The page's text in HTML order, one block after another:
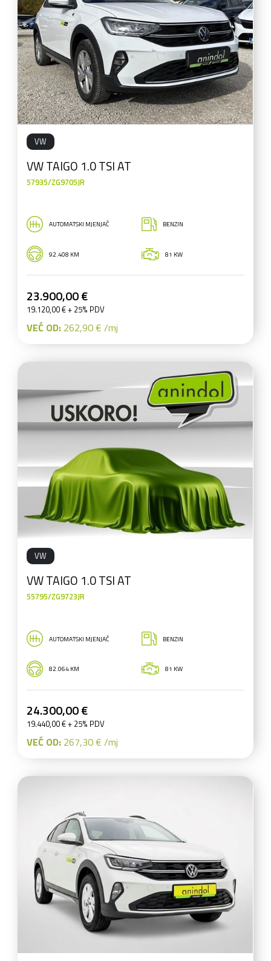
VW
VW TAIGO 1.0 TSI AT
57935/ZG9705JR
AUTOMATSKI MJENJAČ BENZIN
92.408 KM 81 KW
23.900,00 €
19.120,00 € + 25% PDV
VEĆ OD: 262,90 € /mj
VW
VW TAIGO 1.0 TSI AT
55795/ZG9723JR
AUTOMATSKI MJENJAČ BENZIN
82.064 KM 81 KW
24.300,00 €
19.440,00 € + 25% PDV
VEĆ OD: 267,30 € /mj